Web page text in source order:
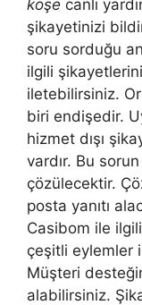
köşe canlı
şikayetinizi
soru sorduğu
ilgili
iletebilirsiniz.
biri endişedir.
hizmet dışı
vardır. Bu
çözülecektir.
posta yanıtı
Casibom ile
çeşitli eylemler
Müşteri
alabilirsiniz.